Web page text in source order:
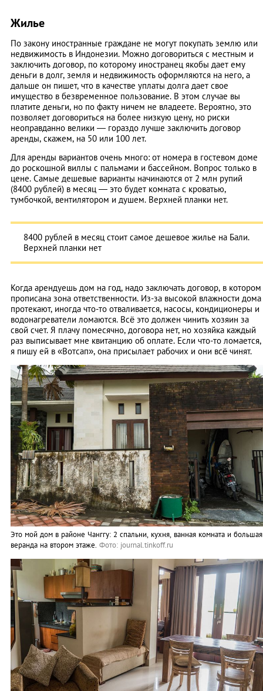
Жилье
По закону иностранные граждане не могут покупать землю или
недвижимость в Индонезии. Можно договориться с местным и
заключить договор, по которому иностранец якобы дает ему
деньги в долг, земля и недвижимость оформляются на него, а
дальше он пишет, что в качестве уплаты долга дает свое
имущество в безвременное пользование. В этом случае вы
платите деньги, но по факту ничем не владеете. Вероятно, это
позволяет договориться на более низкую цену, но риски
неоправданно велики — гораздо лучше заключить договор
аренды, скажем, на 50 или 100 лет.
Для аренды вариантов очень много: от номера в гостевом доме
до роскошной виллы с пальмами и бассейном. Вопрос только в
цене. Самые дешевые варианты начинаются от 2 млн рупий
(8400 рублей) в месяц — это будет комната с кроватью,
тумбочкой, вентилятором и душем. Верхней планки нет.
8400 рублей в месяц стоит самое дешевое жилье на Бали.
Верхней планки нет
Когда арендуешь дом на год, надо заключать договор, в котором
прописана зона ответственности. Из-за высокой влажности дома
протекают, иногда что-то отваливается, насосы, кондиционеры и
водонагреватели ломаются. Всё это должен чинить хозяин за
свой счет. Я плачу помесячно, договора нет, но хозяйка каждый
раз выписывает мне квитанцию об оплате. Если что-то ломается,
я пишу ей в «Вотсап», она присылает рабочих и они всё чинят.
Это мой дом в районе Чанггу: 2 спальни, кухня, ванная комната и большая
веранда на втором этаже. Фото: journal.tinkoff.ru